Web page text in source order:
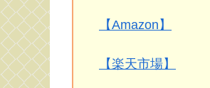
【Amazon】
【楽天市場】